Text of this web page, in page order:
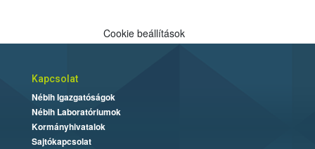
Cookie beállítások
Kapcsolat
Nébih Igazgatóságok
Nébih Laboratóriumok
Kormányhivatalok
Sajtókapcsolat